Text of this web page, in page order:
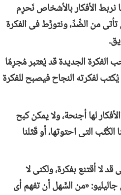
نربط الأفكار بالأشخاص نَحرِم
من الضِّدِّ، ونتورَّط فى الفكرة
الفكرة الجديدة قد يُعتبر مُجرِمًا
لفكرته النجاح فيصبح للفكرة
لها أجنحة، ولا يمكن كبح
التى احتوتها، أو قَتَلنا
لا أقتنع بفكرة، ولكنى لا
«من السَّهل أن تفهم أى